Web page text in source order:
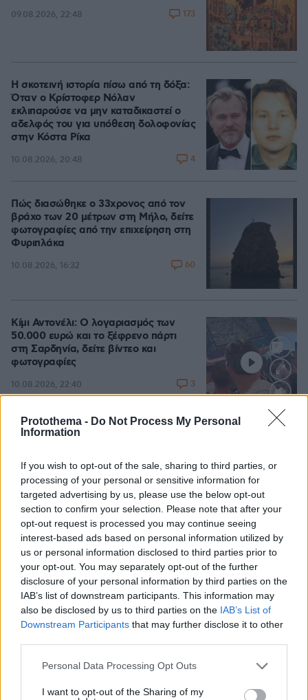
Protothema - Do Not Process My Personal
Information
If you wish to opt-out of the sale, sharing to third parties, or
processing of your personal or sensitive information for
targeted advertising by us, please use the below opt-out
section to confirm your selection. Please note that after your
opt-out request is processed you may continue seeing
interest-based ads based on personal information utilized by
us or personal information disclosed to third parties prior to
your opt-out. You may separately opt-out of the further
disclosure of your personal information by third parties on the
IAB’s list of downstream participants. This information may
also be disclosed by us to third parties on the IAB’s List of
Downstream Participants that may further disclose it to other
Please note that this website/app uses one or more Google
not limited to your visit or usage behaviour. You may click to
Personal Data Processing Opt Outs
I want to opt-out of the Sharing of my
09.08.2026, 22:48 173
Η σκοτεινή ιστορία πίσω από τη δόξα:
Όταν ο Κρίστοφερ Νόλαν
εκλιπαρούσε να μην καταδικαστεί ο
αδελφός του για υπόθεση δολοφονίας
στην Κόστα Ρίκα
10.08.2026, 20:48 4
Πώς διασώθηκε ο 33χρονος από τον
βράχο των 20 μέτρων στη Μήλο, δείτε
φωτογραφίες από την επιχείρηση στη
Φυριπλάκα
10.08.2026, 16:32 60
100.00%
Κίμι Αντονέλι: Ο λογαριασμός των
50.000 ευρώ και το ξέφρενο πάρτι
στη Σαρδηνία, δείτε βίντεο και
φωτογραφίες
10.08.2026, 22:40 3
Games
Cut The Rope Northern Heights Candy
ΔΕΙΤΕ ΟΛΑ ΤΑ GAMES
Best of Network